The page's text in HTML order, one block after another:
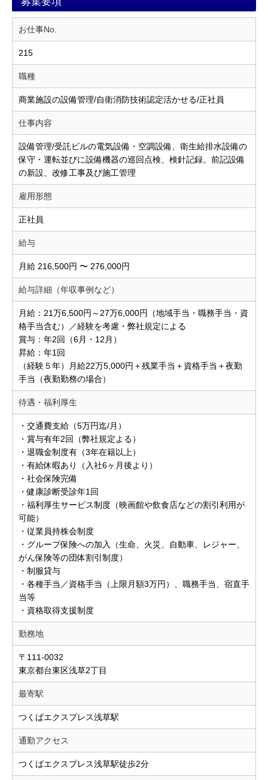
お仕事No.
215
職種
商業施設の設備管理/自衛消防技術認定活かせる/正社員
仕事内容
設備管理/受託ビルの電気設備・空調設備、衛生給排水設備の
保守・運転並びに設備機器の巡回点検、検針記録。前記設備
の新設、改修工事及び施工管理
雇用形態
正社員
給与
月給 216,500円 〜 276,000円
給与詳細（年収事例など）
月給：21万6,500円～27万6,000円（地域手当・職務手当・資
格手当含む）／経験を考慮・弊社規定による
賞与：年2回（6月・12月）
昇給：年1回
（経験５年）月給22万5,000円＋残業手当＋資格手当＋夜勤
手当（夜勤勤務の場合）
待遇・福利厚生
・交通費支給（5万円迄/月）
・賞与有年2回（弊社規定よる）
・退職金制度有（3年在籍以上）
・有給休暇あり（入社6ヶ月後より）
・社会保険完備
・健康診断受診年1回
・福利厚生サービス制度（映画館や飲食店などの割引利用が
可能）
・従業員持株会制度
・グループ保険への加入（生命、火災、自動車、レジャー、
がん保険等の団体割引制度）
・制服貸与
・各種手当／資格手当（上限月額3万円）、職務手当、宿直手
当等
・資格取得支援制度
勤務地
〒111-0032
東京都台東区浅草2丁目
最寄駅
つくばエクスプレス浅草駅
通勤アクセス
つくばエクスプレス浅草駅徒歩2分